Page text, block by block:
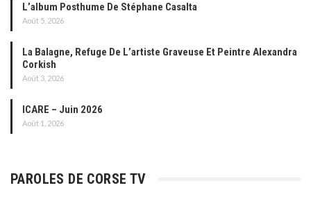
L’album Posthume De Stéphane Casalta
Août 5, 2026
La Balagne, Refuge De L’artiste Graveuse Et Peintre Alexandra
Corkish
Août 3, 2026
ICARE – Juin 2026
Août 1, 2026
PAROLES DE CORSE TV